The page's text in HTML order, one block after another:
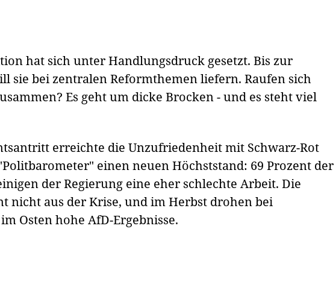
hat sich unter Handlungsdruck gesetzt. Bis zur
sie bei zentralen Reformthemen liefern. Raufen sich
Es geht um dicke Brocken - und es steht viel
erreichte die Unzufriedenheit mit Schwarz-Rot
einen neuen Höchststand: 69 Prozent der
der Regierung eine eher schlechte Arbeit. Die
nicht aus der Krise, und im Herbst drohen bei
Osten hohe AfD-Ergebnisse.